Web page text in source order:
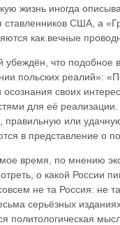
жизнь иногда
ставленников США, а
как вечные
убеждён, что подобное
польских реалий»:
осознания своих
для её
правильную или
в представление о
время, по мнению
о какой России
не та Россия: не
серьёзных
политологическая